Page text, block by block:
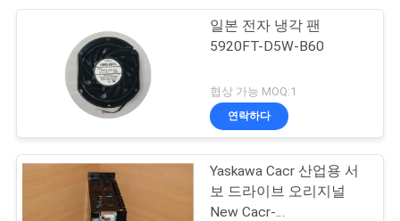
일본 전자 냉각 팬
5920FT-D5W-B60
협상 가능 MOQ:1
연락하다
Yaskawa Cacr 산업용 서
보 드라이브 오리지널
New Cacr-